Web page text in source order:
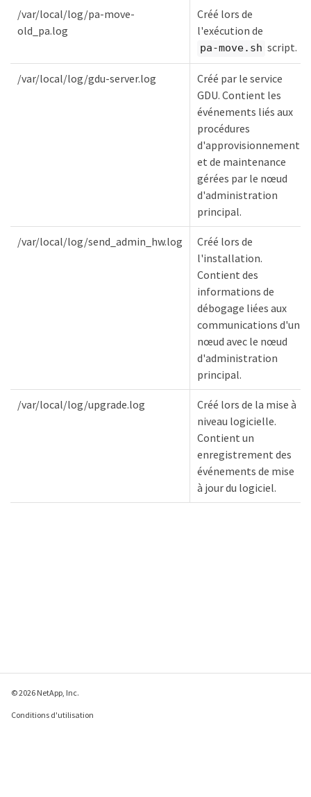
/var/local/log/pa-move-
old_pa.log
Créé lors de
l'exécution de
pa-move.sh script.
/var/local/log/gdu-server.log
Créé par le service
GDU. Contient les
événements liés aux
procédures
d'approvisionnement
et de maintenance
gérées par le nœud
d'administration
principal.
/var/local/log/send_admin_hw.log
Créé lors de
l'installation.
Contient des
informations de
débogage liées aux
communications d'un
nœud avec le nœud
d'administration
principal.
/var/local/log/upgrade.log
Créé lors de la mise à
niveau logicielle.
Contient un
enregistrement des
événements de mise
à jour du logiciel.
© 2026 NetApp, Inc.
Conditions d'utilisation